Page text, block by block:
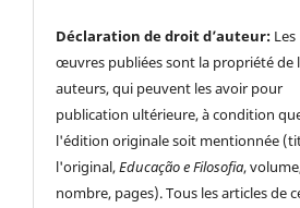
Déclaration de droit d’auteur: Les
œuvres publiées sont la propriété de
auteurs, qui peuvent les avoir pour
publication ultérieure, à condition
l'édition originale soit mentionnée
l'original,Educação e Filosofia,
nombre, pages). Tous les articles de